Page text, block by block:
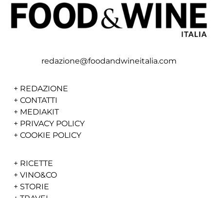
redazione@foodandwineitalia.com
+ REDAZIONE
+ CONTATTI
+ MEDIAKIT
+ PRIVACY POLICY
+ COOKIE POLICY
+ RICETTE
+ VINO&CO
+ STORIE